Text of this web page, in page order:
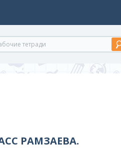
РАМЗАЕВА.